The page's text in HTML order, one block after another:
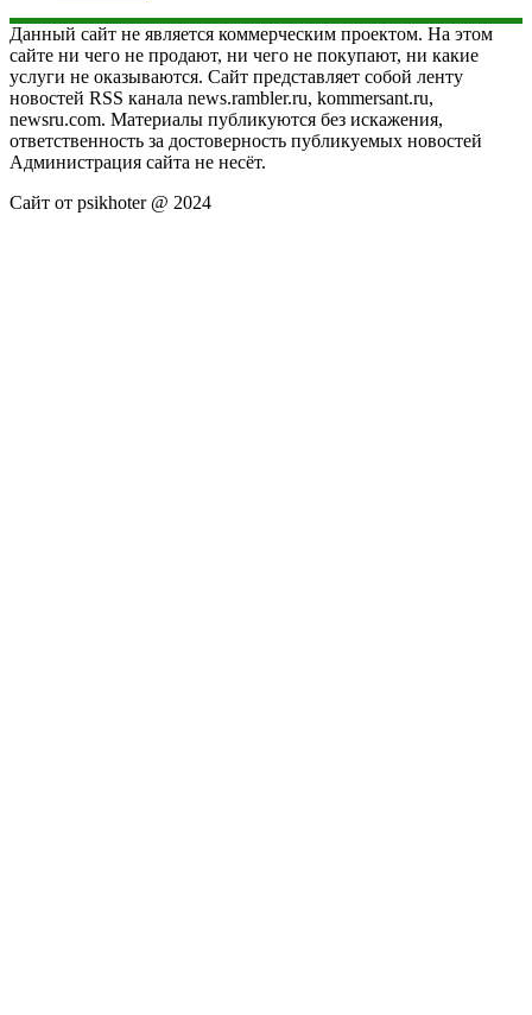
Данный сайт не является коммерческим проектом. На этом
сайте ни чего не продают, ни чего не покупают, ни какие
услуги не оказываются. Сайт представляет собой ленту
новостей RSS канала news.rambler.ru, kommersant.ru,
newsru.com. Материалы публикуются без искажения,
ответственность за достоверность публикуемых новостей
Администрация сайта не несёт.
Сайт от psikhoter @ 2024